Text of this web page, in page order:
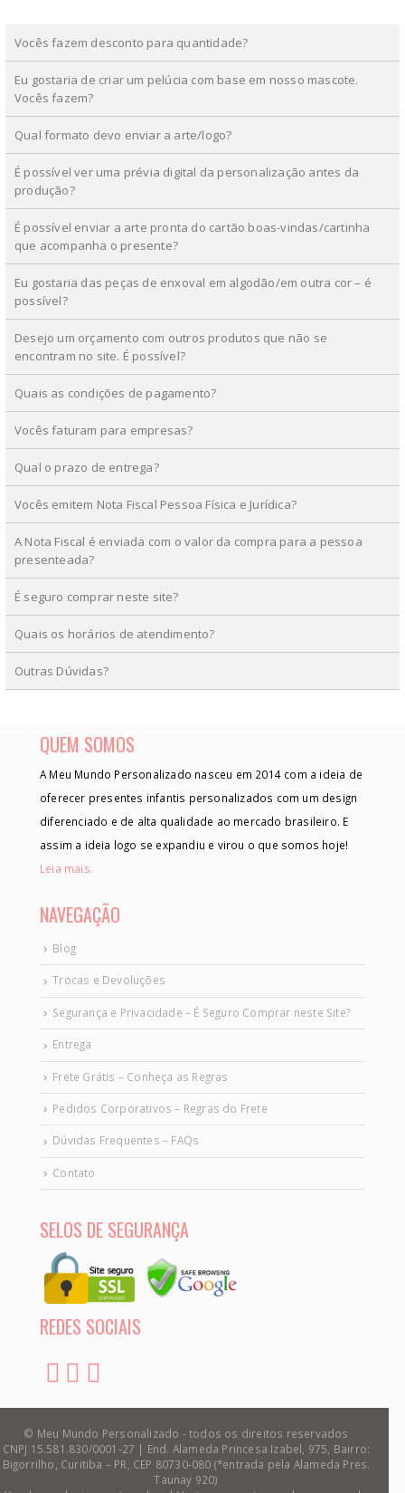
Vocês fazem desconto para quantidade?
Eu gostaria de criar um pelúcia com base em nosso mascote.
Vocês fazem?
Qual formato devo enviar a arte/logo?
É possível ver uma prévia digital da personalização antes da
produção?
É possível enviar a arte pronta do cartão boas-vindas/cartinha
que acompanha o presente?
Eu gostaria das peças de enxoval em algodão/em outra cor – é
possível?
Desejo um orçamento com outros produtos que não se
encontram no site. É possível?
Quais as condições de pagamento?
Vocês faturam para empresas?
Qual o prazo de entrega?
Vocês emitem Nota Fiscal Pessoa Física e Jurídica?
A Nota Fiscal é enviada com o valor da compra para a pessoa
presenteada?
É seguro comprar neste site?
Quais os horários de atendimento?
Outras Dúvidas?
QUEM SOMOS
A Meu Mundo Personalizado nasceu em 2014 com a ideia de
oferecer presentes infantis personalizados com um design
diferenciado e de alta qualidade ao mercado brasileiro. E
assim a ideia logo se expandiu e virou o que somos hoje!
Leia mais.
NAVEGAÇÃO
Blog
Trocas e Devoluções
Segurança e Privacidade – É Seguro Comprar neste Site?
Entrega
Frete Grátis – Conheça as Regras
Pedidos Corporativos – Regras do Frete
Dúvidas Frequentes – FAQs
Contato
SELOS DE SEGURANÇA
REDES SOCIAIS
© Meu Mundo Personalizado - todos os direitos reservados
CNPJ 15.581.830/0001-27 | End. Alameda Princesa Izabel, 975, Bairro:
Bigorrilho, Curitiba – PR, CEP 80730-080 (*entrada pela Alameda Pres.
Taunay 920)